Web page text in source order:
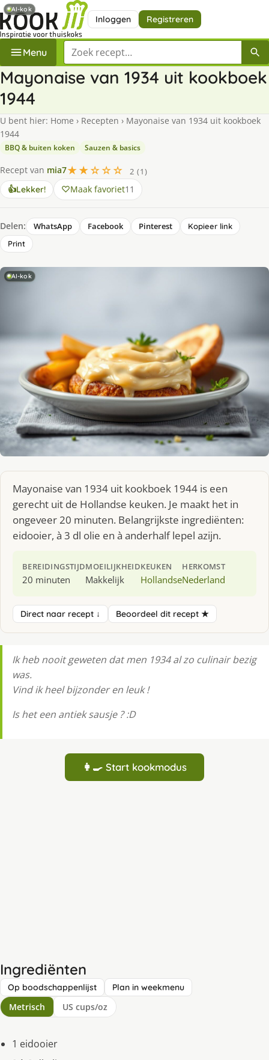
Inloggen Registreren
Menu Zoek een recept
Mayonaise van 1934 uit kookboek
1944
U bent hier: Home › Recepten › Mayonaise van 1934 uit kookboek
1944
BBQ & buiten koken Sauzen & basics
Recept van mia7★★☆☆☆
2 (1)
👍Lekker! Maak favoriet11
Delen: WhatsApp Facebook Pinterest
Kopieer link
Print
AI-kok
Mayonaise van 1934 uit kookboek 1944 is een
gerecht uit de Hollandse keuken. Je maakt het in
ongeveer 20 minuten. Belangrijkste ingrediënten:
eidooier, à 3 dl olie en à anderhalf lepel azijn.
BEREIDINGSTIJD
20 minuten
MOEILIJKHEID
Makkelijk
KEUKEN
Hollandse
HERKOMST
Nederland
Direct naar recept ↓ Beoordeel dit recept ★
Ik heb nooit geweten dat men 1934 al zo culinair bezig
was.
Vind ik heel bijzonder en leuk !
Is het een antiek sausje ? :D
👩‍🍳 Start kookmodus
Ingrediënten
Op boodschappenlijst Plan in weekmenu
Metrisch US cups/oz
1 eidooier
AI-kok